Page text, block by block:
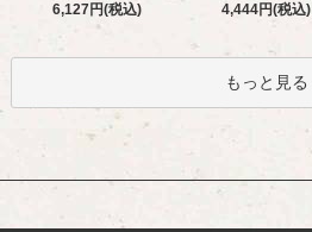
6,127円(税込)
4,444円(税込)
もっと見る